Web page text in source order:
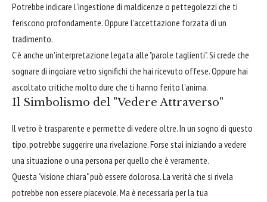
Potrebbe indicare l'ingestione di maldicenze o pettegolezzi che ti
feriscono profondamente. Oppure l'accettazione forzata di un
tradimento.
C'è anche un'interpretazione legata alle "parole taglienti". Si crede che
sognare di ingoiare vetro significhi che hai ricevuto offese. Oppure hai
ascoltato critiche molto dure che ti hanno ferito l'anima.
Il Simbolismo del "Vedere Attraverso"
Il vetro è trasparente e permette di vedere oltre. In un sogno di questo
tipo, potrebbe suggerire una rivelazione. Forse stai iniziando a vedere
una situazione o una persona per quello che è veramente.
Questa "visione chiara" può essere dolorosa. La verità che si rivela
potrebbe non essere piacevole. Ma è necessaria per la tua